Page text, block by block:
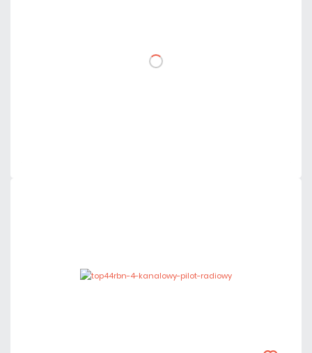
DO KOSZYKA